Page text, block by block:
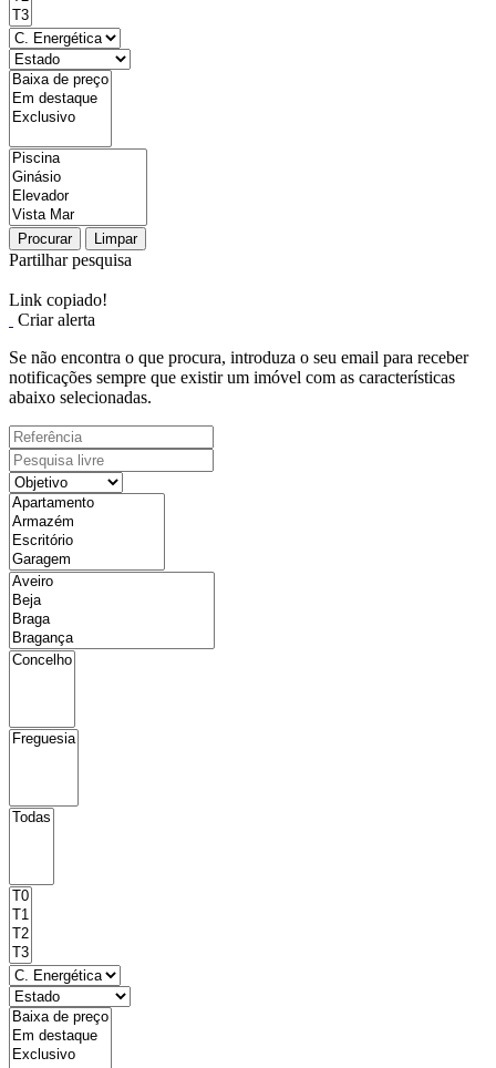
Procurar Limpar
Partilhar pesquisa
Link copiado!
Criar alerta
Se não encontra o que procura, introduza o seu email para receber
notificações sempre que existir um imóvel com as características
abaixo selecionadas.